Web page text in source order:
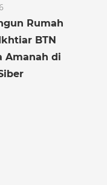
Rumah
BTN
Amanah di